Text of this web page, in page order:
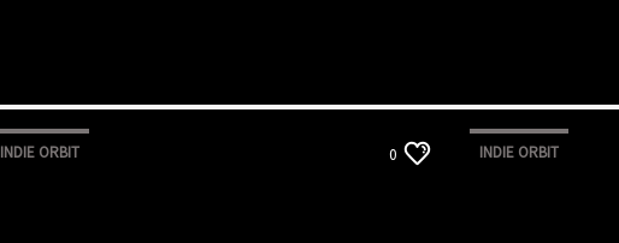
INDIE ORBIT 0 INDIE ORBIT